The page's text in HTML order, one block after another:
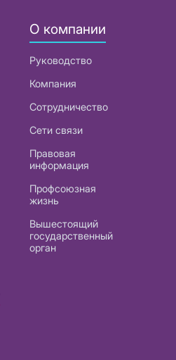
О компании
Руководство
Компания
Сотрудничество
Сети связи
Правовая
информация
Профсоюзная
жизнь
Вышестоящий
государственный
орган